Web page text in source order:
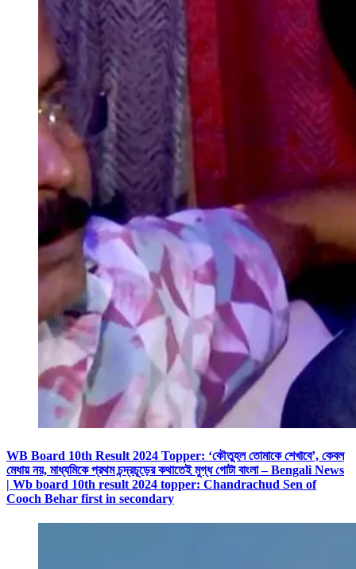
WB Board 10th Result 2024 Topper: ‘কৌতুহল তোমাকে শেখাবে’, কেবল
মেধায় নয়, মাধ্যমিকে প্রথম চন্দ্রচূড়ের কথাতেই মুগ্ধ গোটা বাংলা – Bengali News
| Wb board 10th result 2024 topper: Chandrachud Sen of
Cooch Behar first in secondary